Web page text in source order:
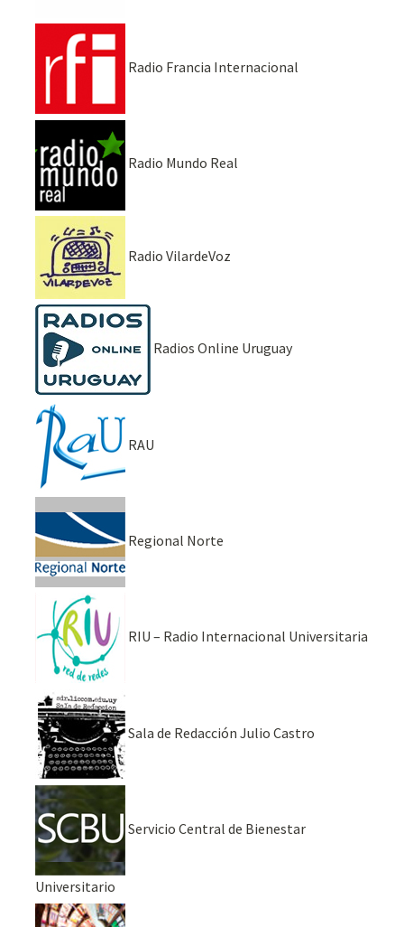
Radio Francia Internacional
Radio Mundo Real
Radio VilardeVoz
Radios Online Uruguay
RAU
Regional Norte
RIU – Radio Internacional Universitaria
Sala de Redacción Julio Castro
Servicio Central de Bienestar
Universitario